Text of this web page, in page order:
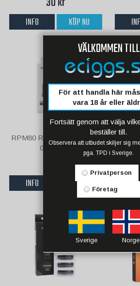
INFO KÖP NU
RPM80 RGC Conical Mesh
0.17 Ohm
INFO KÖP NU INFO
VÄLKOMMEN TILL
För att handla här
vara 18 år eller
Fortsätt genom att välja
beställer till.
Observera att utbudet skiljer sig
pga. TPD i Sverige.
Privatperson
Företag
Sverige Norge